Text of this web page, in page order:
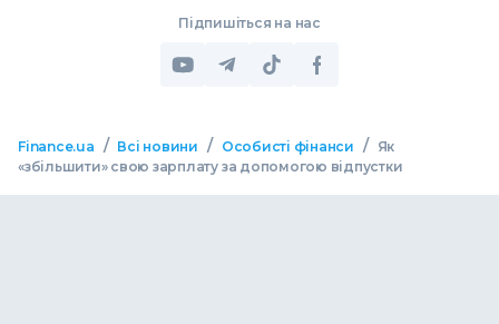
Підпишіться на нас
Finance.ua / Всі новини / Особисті фінанси /
Як
«збільшити» свою зарплату за допомогою відпустки